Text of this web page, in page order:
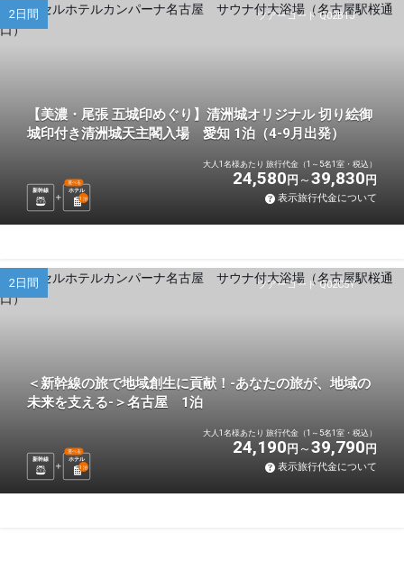
ツアーコード Q02B1J
2日間
【美濃・尾張 五城印めぐり】清洲城オリジナル 切り絵御
城印付き清洲城天主閣入場 愛知 1泊（4-9月出発）
新幹線 ホテル
選べる
1 泊
大人1名様あたり 旅行代金（1～5名1室・税込）
24,580 円 39,830 円
表示旅行代金について
ツアーコード Q02C5Y
2日間
＜新幹線の旅で地域創生に貢献！-あなたの旅が、地域の
未来を支える-＞名古屋 1泊
新幹線 ホテル
選べる
1 泊
大人1名様あたり 旅行代金（1～5名1室・税込）
24,190 円 39,790 円
表示旅行代金について